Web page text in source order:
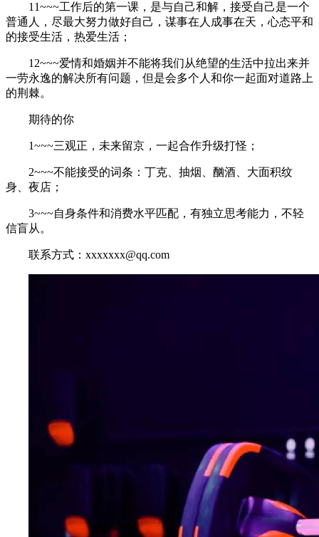
11~~~工作后的第一课，是与自己和解，接受自己是一个
普通人，尽最大努力做好自己，谋事在人成事在天，心态平和
的接受生活，热爱生活；
12~~~爱情和婚姻并不能将我们从绝望的生活中拉出来并
一劳永逸的解决所有问题，但是会多个人和你一起面对道路上
的荆棘。
期待的你
1~~~三观正，未来留京，一起合作升级打怪；
2~~~不能接受的词条：丁克、抽烟、酗酒、大面积纹
身、夜店；
3~~~自身条件和消费水平匹配，有独立思考能力，不轻
信盲从。
联系方式：xxxxxxx@qq.com